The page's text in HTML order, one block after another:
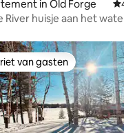
in Old Forge
River huisje aan het
van gasten
van gasten